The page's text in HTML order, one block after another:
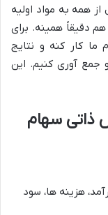
از همه به مواد اولیه
دقیقاً همینه. برای
ما کار کنه و نتایج
جمع آوری کنیم. این
ذاتی سهام
هزینه ها، سود